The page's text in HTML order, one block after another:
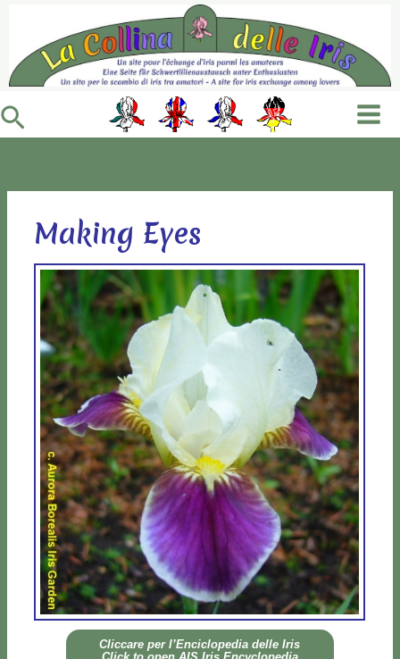
contenuto
Cerca
Making Eyes
Clic­ca­re per l’En­ci­clo­pe­dia del­le Iris